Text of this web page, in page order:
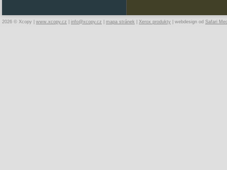
2026 © Xcopy | www.xcopy.cz info@xcopy.cz mapa stránek Xerox produkty | webdesign od Safari